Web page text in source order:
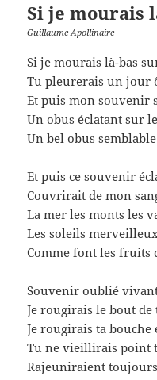
Si je mourais
Guillaume Apollinaire
Si je mourais là-bas
Tu pleurerais un jour
Et puis mon souvenir
Un obus éclatant sur
Un bel obus
Et puis ce souvenir
Couvrirait de mon
La mer les monts les
Les soleils
Comme font les fruits
Souvenir oublié
Je rougirais le bout de
Je rougirais ta bouche
Tu ne vieillirais point
Rajeuniraient